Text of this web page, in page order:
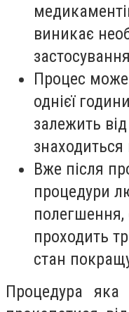
виникає
Процес
однієї
залежить
знаходиться
Вже після
процедури
полегшення,
проходить
стан
Процедура яка